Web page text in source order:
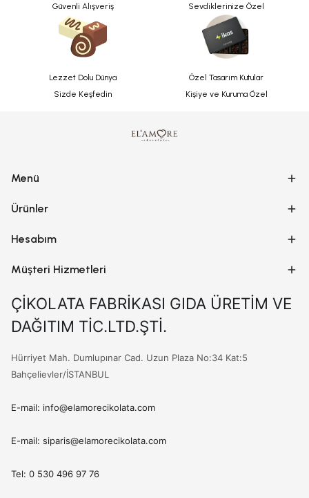
Güvenli Alışveriş
Sevdiklerinize Özel
Lezzet Dolu Dünya
Sizde Keşfedin
Özel Tasarım Kutular
Kişiye ve Kuruma Özel
Menü
Ürünler
Hesabım
Müşteri Hizmetleri
ÇİKOLATA FABRİKASI GIDA ÜRETİM VE
DAĞITIM TİC.LTD.ŞTİ.
Hürriyet Mah. Dumlupınar Cad. Uzun Plaza No:34 Kat:5
Bahçelievler/İSTANBUL
E-mail: info@elamorecikolata.com
E-mail: siparis@elamorecikolata.com
Tel: 0 530 496 97 76